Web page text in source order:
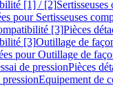
[1] / [2]
pour Sertisseuses
[3]Pièces
[3]Outillage de
pour Outillage de
de pressionPièces
Equipement de